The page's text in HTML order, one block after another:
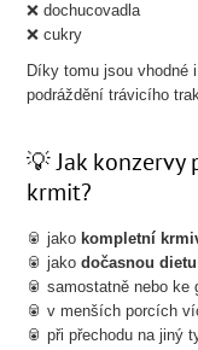
❌ dochucovadla
❌ cukry
Díky tomu jsou vhodné
podráždění trávicího
💡 Jak
krmit?
🥫 jako kompletní
🥫 jakodočasnou dietu
🥫 samostatně nebo ke
🥫 v menších porcích
🥫 při přechodu na jiný